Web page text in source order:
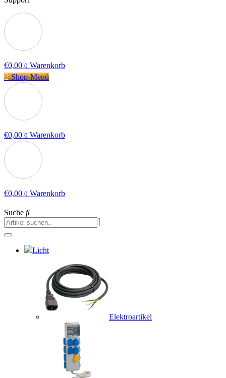
€0,00 0 Warenkorb
Shop-Menü
€0,00 0 Warenkorb
€0,00 0 Warenkorb
Suche
Licht
Elektroartikel